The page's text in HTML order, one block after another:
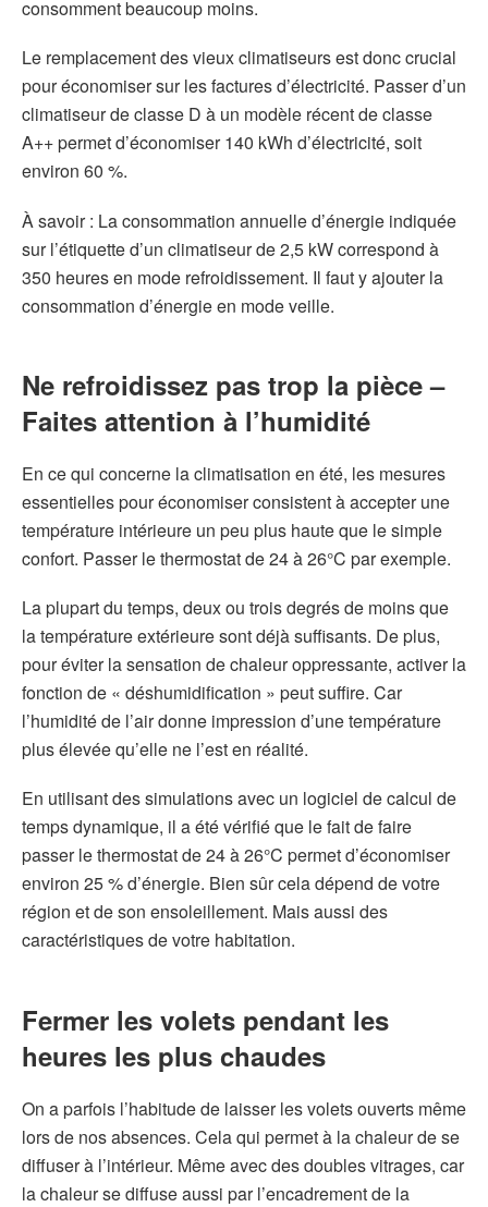
consomment beaucoup moins.
Le remplacement des vieux climatiseurs est donc crucial
pour économiser sur les factures d’électricité. Passer d’un
climatiseur de classe D à un modèle récent de classe
A++ permet d’économiser 140 kWh d’électricité, soit
environ 60 %.
À savoir : La consommation annuelle d’énergie indiquée
sur l’étiquette d’un climatiseur de 2,5 kW correspond à
350 heures en mode refroidissement. Il faut y ajouter la
consommation d’énergie en mode veille.
Ne refroidissez pas trop la pièce –
Faites attention à l’humidité
En ce qui concerne la climatisation en été, les mesures
essentielles pour économiser consistent à accepter une
température intérieure un peu plus haute que le simple
confort. Passer le thermostat de 24 à 26°C par exemple.
La plupart du temps, deux ou trois degrés de moins que
la température extérieure sont déjà suffisants. De plus,
pour éviter la sensation de chaleur oppressante, activer la
fonction de « déshumidification » peut suffire. Car
l’humidité de l’air donne impression d’une température
plus élevée qu’elle ne l’est en réalité.
En utilisant des simulations avec un logiciel de calcul de
temps dynamique, il a été vérifié que le fait de faire
passer le thermostat de 24 à 26°C permet d’économiser
environ 25 % d’énergie. Bien sûr cela dépend de votre
région et de son ensoleillement. Mais aussi des
caractéristiques de votre habitation.
Fermer les volets pendant les
heures les plus chaudes
On a parfois l’habitude de laisser les volets ouverts même
lors de nos absences. Cela qui permet à la chaleur de se
diffuser à l’intérieur. Même avec des doubles vitrages, car
la chaleur se diffuse aussi par l’encadrement de la